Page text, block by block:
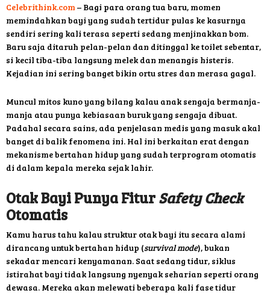
Celebrithink.com – Bagi para orang tua baru, momen
memindahkan bayi yang sudah tertidur pulas ke kasurnya
sendiri sering kali terasa seperti sedang menjinakkan bom.
Baru saja ditaruh pelan-pelan dan ditinggal ke toilet sebentar,
si kecil tiba-tiba langsung melek dan menangis histeris.
Kejadian ini sering banget bikin ortu stres dan merasa gagal.
Muncul mitos kuno yang bilang kalau anak sengaja bermanja-
manja atau punya kebiasaan buruk yang sengaja dibuat.
Padahal secara sains, ada penjelasan medis yang masuk akal
banget di balik fenomena ini. Hal ini berkaitan erat dengan
mekanisme bertahan hidup yang sudah terprogram otomatis
di dalam kepala mereka sejak lahir.
Otak Bayi Punya FiturSafety Check
Otomatis
Kamu harus tahu kalau struktur otak bayi itu secara alami
dirancang untuk bertahan hidup (survival mode), bukan
sekadar mencari kenyamanan. Saat sedang tidur, siklus
istirahat bayi tidak langsung nyenyak seharian seperti orang
dewasa. Mereka akan melewati beberapa kali fase tidur